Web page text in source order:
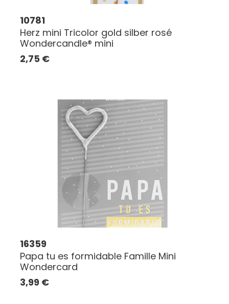
10781
Herz mini Tricolor gold silber rosé
Wondercandle® mini
2,75 €
16359
Papa tu es formidable Famille Mini
Wondercard
3,99 €